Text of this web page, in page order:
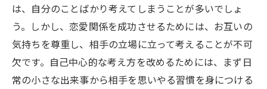
は、自分のことばかり考えてしまうことが多いでしょ
う。しかし、恋愛関係を成功させるためには、お互いの
気持ちを尊重し、相手の立場に立って考えることが不可
欠です。自己中心的な考え方を改めるためには、まず日
常の小さな出来事から相手を思いやる習慣を身につける